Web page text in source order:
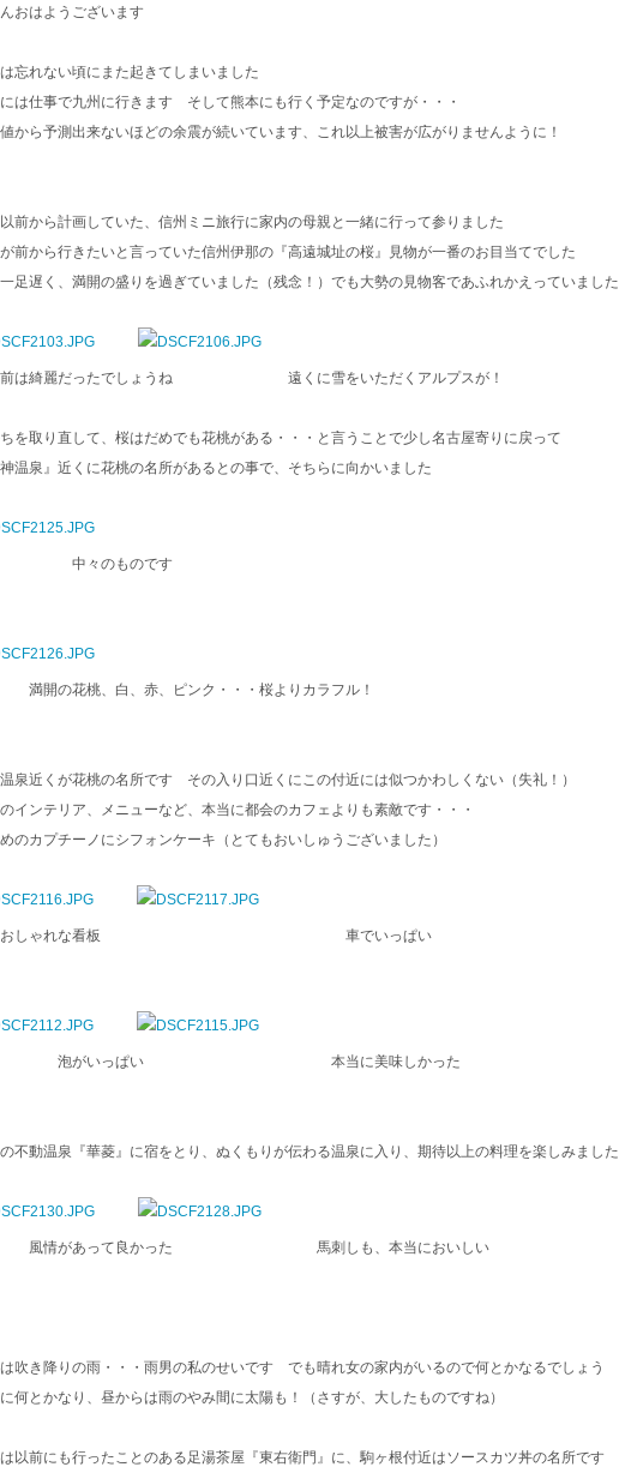
おはようございます
忘れない頃にまた起きてしまいました
は仕事で九州に行きます そして熊本にも行く予定なのですが・・・
から予測出来ないほどの余震が続いています、これ以上被害が広がりませんように！
前から計画していた、信州ミニ旅行に家内の母親と一緒に行って参りました
前から行きたいと言っていた信州伊那の『高遠城址の桜』見物が一番のお目当てでした
足遅く、満開の盛りを過ぎていました（残念！）でも大勢の見物客であふれかえっていました
前は綺麗だったでしょうね 遠くに雪をいただくアルプスが！
を取り直して、桜はだめでも花桃がある・・・と言うことで少し名古屋寄りに戻って
神温泉』近くに花桃の名所があるとの事で、そちらに向かいました
々のものです
の花桃、白、赤、ピンク・・・桜よりカラフル！
泉近くが花桃の名所です その入り口近くにこの付近には似つかわしくない（失礼！）
インテリア、メニューなど、本当に都会のカフェよりも素敵です・・・
のカプチーノにシフォンケーキ（とてもおいしゅうございました）
しゃれな看板 車でいっぱい
がいっぱい 本当に美味しかった
不動温泉『華菱』に宿をとり、ぬくもりが伝わる温泉に入り、期待以上の料理を楽しみました
があって良かった 馬刺しも、本当においしい
吹き降りの雨・・・雨男の私のせいです でも晴れ女の家内がいるので何とかなるでしょう
何とかなり、昼からは雨のやみ間に太陽も！（さすが、大したものですね）
以前にも行ったことのある足湯茶屋『東右衛門』に、駒ヶ根付近はソースカツ丼の名所です